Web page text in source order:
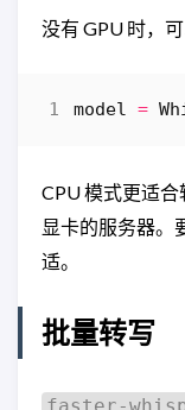
没有 GPU 时，可
model =
CPU 模式更适
显卡的服务器。
适。
批量转写